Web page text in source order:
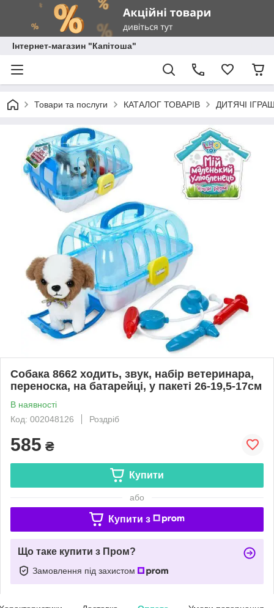
Інтернет-магазин "Капітоша"
Товари та послуги КАТАЛОГ ТОВАРІВ ДИТЯЧІ
Собака 8662 ходить, звук, набір ветеринара,
переноска, на батарейці, у пакеті 26-19,5-17см
В наявності
Код: 002048126
Роздріб
585 ₴
Купити
або
Купити з
Що таке купити з Пром?
Замовлення під захистом